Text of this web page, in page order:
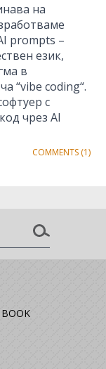
на
prompts –
език,
в
“vibe coding“.
с
чрез AI
COMMENTS (1)